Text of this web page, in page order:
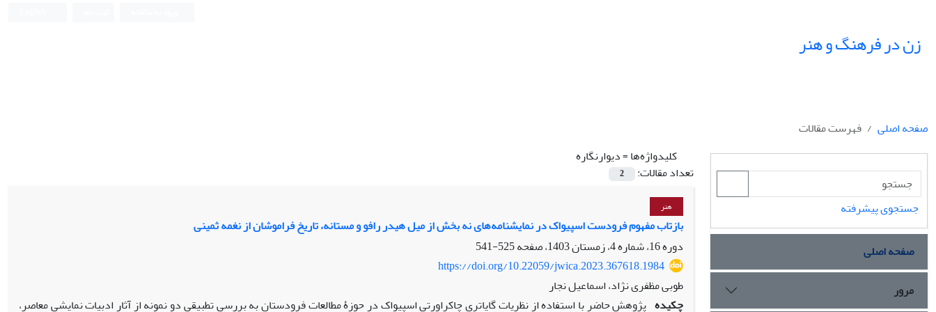
زن در فرهنگ و هنر
صفحه اصلی
فهرست مقالات
کلیدواژه‌ها =دیوارنگاره
تعداد مقالات:
2
هنر
بازتاب مفهوم فرودست اسپیواک در نمایشنامه‌های نه بخش از میل هیدر رافو و مستانه، تاریخ فراموشان از نغمه ثمینی
دوره 16، شماره 4، زمستان 1403، صفحه
525-541
https://doi.org/10.22059/jwica.2023.367618.1984
طوبی مظفری نژاد، اسماعیل نجار
چکیده پژوهش حاضر با استفاده از نظریات گایاتری چاکراورتی اسپیواک در حوزۀ مطالعات فرودستان به بررسی تطبیقی دو نمونه از آثار ادبیات نمایشی معاصر،
جستجوی پیشرفته
صفحه اصلی
مرور